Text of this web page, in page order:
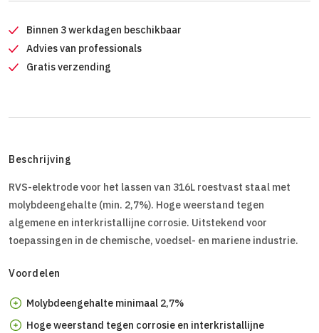
Binnen 3 werkdagen beschikbaar
Advies van professionals
Gratis verzending
Beschrijving
RVS-elektrode voor het lassen van 316L roestvast staal met
molybdeengehalte (min. 2,7%). Hoge weerstand tegen
algemene en interkristallijne corrosie. Uitstekend voor
toepassingen in de chemische, voedsel- en mariene industrie.
Voordelen
Molybdeengehalte minimaal 2,7%
Hoge weerstand tegen corrosie en interkristallijne